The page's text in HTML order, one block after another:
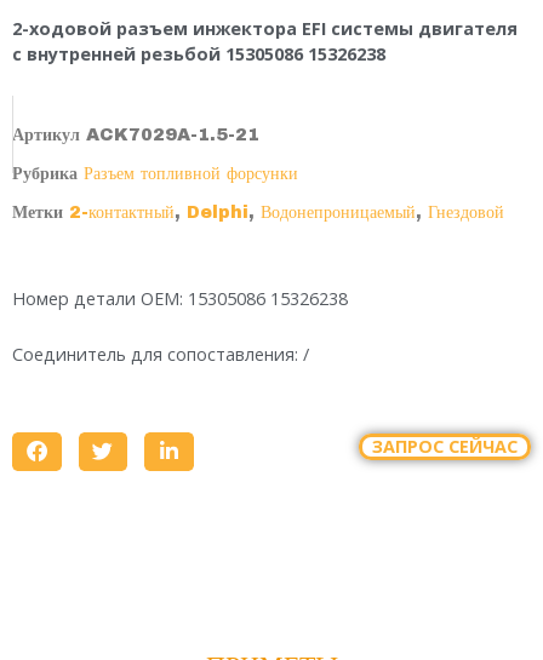
2-ходовой разъем инжектора EFI системы двигателя
с внутренней резьбой 15305086 15326238
Артикул ACK7029A-1.5-21
Рубрика Разъем топливной форсунки
Метки 2-контактный, Delphi, Водонепроницаемый, Гнездовой
Номер детали OEM: 15305086 15326238
Соединитель для сопоставления: /
ЗАПРОС СЕЙЧАС